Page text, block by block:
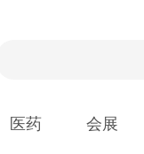
医药 会展